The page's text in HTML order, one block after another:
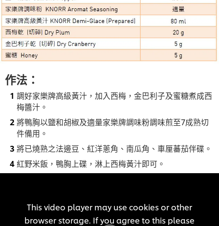
作法：
調好家樂牌高級黃汁，加入西梅，金巴利子及蜜糖煮成西
梅醬汁。
將鴨胸以鹽和胡椒及適量家樂牌調味粉調味煎至7成熟切
件備用。
將已燒熟之法邊豆、紅洋蔥角、南瓜角、車厘蕃茄伴碟。
紅野米飯，鴨胸上碟，淋上西梅黃汁即可。
This video player may use cookies or other
browser storage. If you agree to this please